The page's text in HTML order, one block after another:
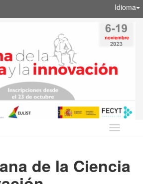
Idioma
Idioma
de la Ciencia